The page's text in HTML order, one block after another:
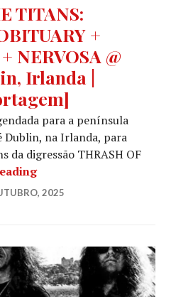
TITANS:
+
NERVOSA @
Irlanda |
para a península
Dublin, na Irlanda, para
da digressão THRASH OF
THRASH OF THE
2025